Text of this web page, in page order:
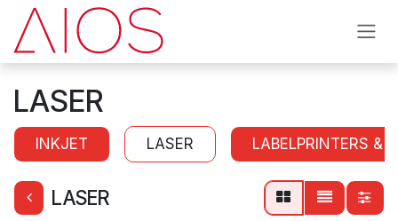
Se rendre au contenu
LASER
INKJET LASER LABELPRINTERS &
LASER